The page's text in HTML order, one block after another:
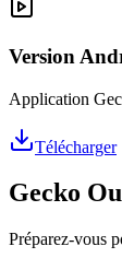
Version
Application
Télécharger
Gecko
Préparez-vous